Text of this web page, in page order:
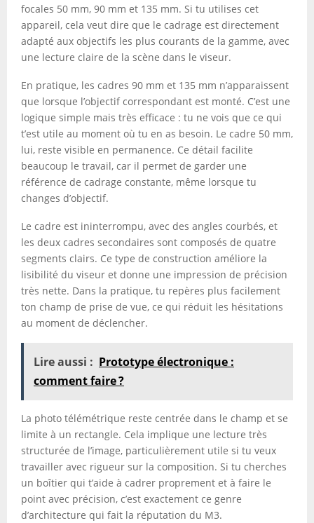
focales 50 mm, 90 mm et 135 mm. Si tu utilises cet
appareil, cela veut dire que le cadrage est directement
adapté aux objectifs les plus courants de la gamme, avec
une lecture claire de la scène dans le viseur.
En pratique, les cadres 90 mm et 135 mm n’apparaissent
que lorsque l’objectif correspondant est monté. C’est une
logique simple mais très efficace : tu ne vois que ce qui
t’est utile au moment où tu en as besoin. Le cadre 50 mm,
lui, reste visible en permanence. Ce détail facilite
beaucoup le travail, car il permet de garder une
référence de cadrage constante, même lorsque tu
changes d’objectif.
Le cadre est ininterrompu, avec des angles courbés, et
les deux cadres secondaires sont composés de quatre
segments clairs. Ce type de construction améliore la
lisibilité du viseur et donne une impression de précision
très nette. Dans la pratique, tu repères plus facilement
ton champ de prise de vue, ce qui réduit les hésitations
au moment de déclencher.
Lire aussi : Prototype électronique :
comment faire ?
La photo télémétrique reste centrée dans le champ et se
limite à un rectangle. Cela implique une lecture très
structurée de l’image, particulièrement utile si tu veux
travailler avec rigueur sur la composition. Si tu cherches
un boîtier qui t’aide à cadrer proprement et à faire le
point avec précision, c’est exactement ce genre
d’architecture qui fait la réputation du M3.